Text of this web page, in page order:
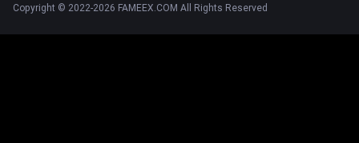
Copyright © 2022-2026 FAMEEX.COM All Rights Reserved